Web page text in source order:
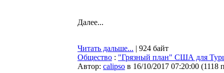
Далее...
Читать дальше... | 924 байт
Общество : "Грязный план" США для
Автор: calipso в 16/10/2017 07:20:00 (1118